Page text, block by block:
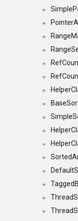
►
►
►
►
►
►
►
►
►
►
►
►
►
►
►
►